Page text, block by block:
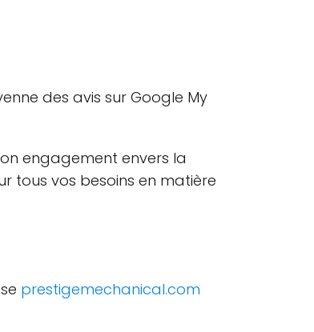
des avis sur Google My
engagement envers la
tous vos besoins en matière
prestigemechanical.com